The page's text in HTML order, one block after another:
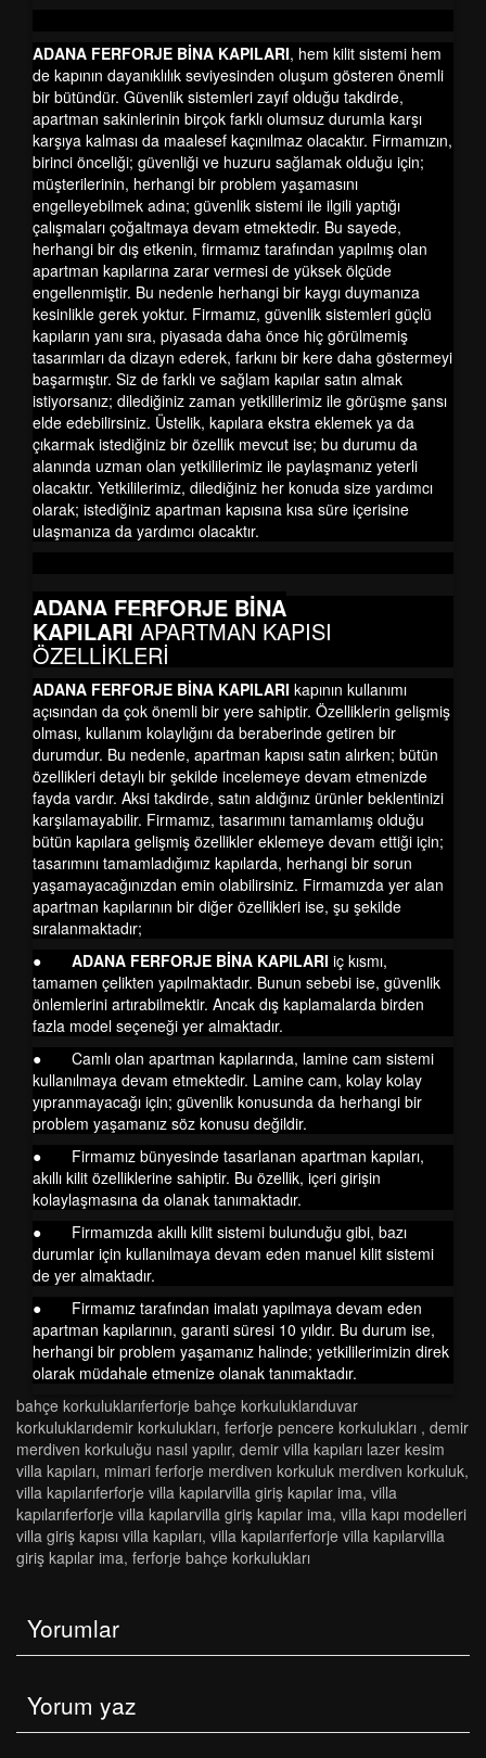
ADANA FERFORJE BİNA KAPILARI, hem kilit sistemi hem
de kapının dayanıklılık seviyesinden oluşum gösteren önemli
bir bütündür. Güvenlik sistemleri zayıf olduğu takdirde,
apartman sakinlerinin birçok farklı olumsuz durumla karşı
karşıya kalması da maalesef kaçınılmaz olacaktır. Firmamızın,
birinci önceliği; güvenliği ve huzuru sağlamak olduğu için;
müşterilerinin, herhangi bir problem yaşamasını
engelleyebilmek adına; güvenlik sistemi ile ilgili yaptığı
çalışmaları çoğaltmaya devam etmektedir. Bu sayede,
herhangi bir dış etkenin, firmamız tarafından yapılmış olan
apartman kapılarına zarar vermesi de yüksek ölçüde
engellenmiştir. Bu nedenle herhangi bir kaygı duymanıza
kesinlikle gerek yoktur. Firmamız, güvenlik sistemleri güçlü
kapıların yanı sıra, piyasada daha önce hiç görülmemiş
tasarımları da dizayn ederek, farkını bir kere daha göstermeyi
başarmıştır. Siz de farklı ve sağlam kapılar satın almak
istiyorsanız; dilediğiniz zaman yetkililerimiz ile görüşme şansı
elde edebilirsiniz. Üstelik, kapılara ekstra eklemek ya da
çıkarmak istediğiniz bir özellik mevcut ise; bu durumu da
alanında uzman olan yetkililerimiz ile paylaşmanız yeterli
olacaktır. Yetkililerimiz, dilediğiniz her konuda size yardımcı
olarak; istediğiniz apartman kapısına kısa süre içerisine
ulaşmanıza da yardımcı olacaktır.
ADANA FERFORJE BİNA
KAPILARI APARTMAN KAPISI
ÖZELLİKLERİ
ADANA FERFORJE BİNA KAPILARI kapının kullanımı
açısından da çok önemli bir yere sahiptir. Özelliklerin gelişmiş
olması, kullanım kolaylığını da beraberinde getiren bir
durumdur. Bu nedenle, apartman kapısı satın alırken; bütün
özellikleri detaylı bir şekilde incelemeye devam etmenizde
fayda vardır. Aksi takdirde, satın aldığınız ürünler beklentinizi
karşılamayabilir. Firmamız, tasarımını tamamlamış olduğu
bütün kapılara gelişmiş özellikler eklemeye devam ettiği için;
tasarımını tamamladığımız kapılarda, herhangi bir sorun
yaşamayacağınızdan emin olabilirsiniz. Firmamızda yer alan
apartman kapılarının bir diğer özellikleri ise, şu şekilde
sıralanmaktadır;
● ADANA FERFORJE BİNA KAPILARI iç kısmı,
tamamen çelikten yapılmaktadır. Bunun sebebi ise, güvenlik
önlemlerini artırabilmektir. Ancak dış kaplamalarda birden
fazla model seçeneği yer almaktadır.
● Camlı olan apartman kapılarında, lamine cam sistemi
kullanılmaya devam etmektedir. Lamine cam, kolay kolay
yıpranmayacağı için; güvenlik konusunda da herhangi bir
problem yaşamanız söz konusu değildir.
● Firmamız bünyesinde tasarlanan apartman kapıları,
akıllı kilit özelliklerine sahiptir. Bu özellik, içeri girişin
kolaylaşmasına da olanak tanımaktadır.
● Firmamızda akıllı kilit sistemi bulunduğu gibi, bazı
durumlar için kullanılmaya devam eden manuel kilit sistemi
de yer almaktadır.
● Firmamız tarafından imalatı yapılmaya devam eden
apartman kapılarının, garanti süresi 10 yıldır. Bu durum ise,
herhangi bir problem yaşamanız halinde; yetkililerimizin direk
olarak müdahale etmenize olanak tanımaktadır.
bahçe korkuluklariferforje bahçe korkuluklariduvar
korkuluklaridemi̇r korkuluklari, ferforje pencere korkulukları , demir
merdiven korkuluğu nasıl yapılır, demir villa kapıları lazer kesim
villa kapıları, mi̇mari̇ ferforje merdi̇ven korkuluk merdi̇ven korkuluk,
vi̇lla kapilariferforje vi̇lla kapilarvi̇lla gi̇ri̇ş kapilar ima, vi̇lla
kapilariferforje vi̇lla kapilarvi̇lla gi̇ri̇ş kapilar ima, vi̇lla kapi modelleri̇
vi̇lla gi̇ri̇ş kapisi vi̇lla kapilari, vi̇lla kapilariferforje vi̇lla kapilarvi̇lla
gi̇ri̇ş kapilar ima, ferforje bahçe korkulukları
Yorumlar
Yorum yaz